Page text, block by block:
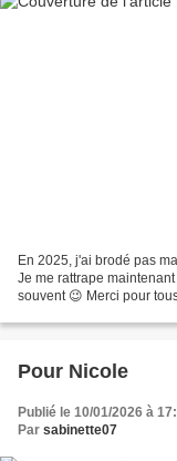
En 2025, j'ai brodé pas
Je me rattrape
souvent 😉 Merci pour
Pour Nicole
Publié le 10/01/2026 à
Par sabinette07